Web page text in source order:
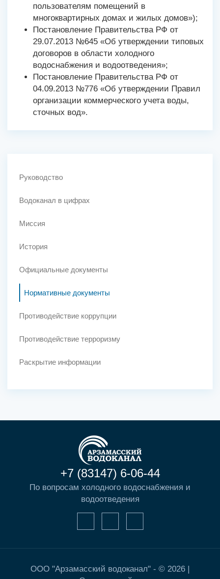
пользователям помещений в
многоквартирных домах и жилых домов»);
Постановление Правительства РФ от
29.07.2013 №645 «Об утверждении типовых
договоров в области холодного
водоснабжения и водоотведения»;
Постановление Правительства РФ от
04.09.2013 №776 «Об утверждении Правил
организации коммерческого учета воды,
сточных вод».
Руководство
Водоканал в цифрах
Миссия
История
Официальные документы
Нормативные документы
Противодействие коррупции
Противодействие терроризму
Раскрытие информации
+7 (83147) 6-06-44
По вопросам холодного водоснабжения и
водоотведения
ООО "Арзамасский водоканал" - © 2026 |